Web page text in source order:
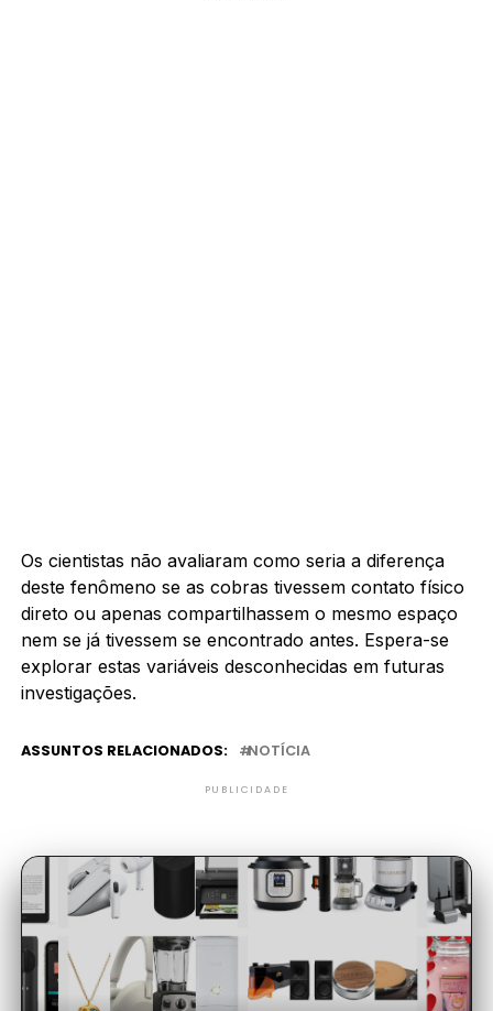
Os cientistas não avaliaram como seria a diferença
deste fenômeno se as cobras tivessem contato físico
direto ou apenas compartilhassem o mesmo espaço
nem se já tivessem se encontrado antes. Espera-se
explorar estas variáveis desconhecidas em futuras
investigações.
ASSUNTOS RELACIONADOS: NOTÍCIA
PUBLICIDADE